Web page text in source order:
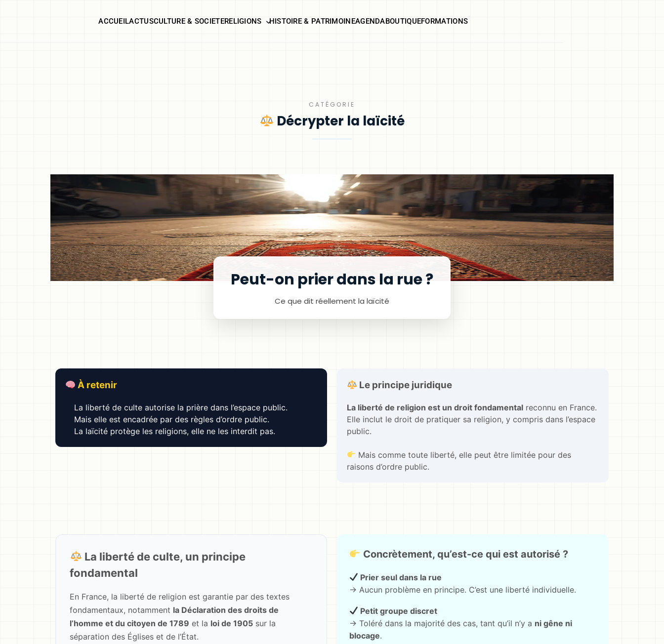
ACCUEILACTUSCULTURE & SOCIETERELIGIONS HISTOIRE & PATRIMOINEAGENDABOUTIQUEFORMATIONS
CATÉGORIE
Décrypter la laïcité
Peut-on prier dans la rue ?
Ce que dit réellement la laïcité
À retenir
La liberté de culte autorise la prière dans l’espace public.
Mais elle est encadrée par des règles d’ordre public.
La laïcité protège les religions, elle ne les interdit pas.
Le principe juridique
La liberté de religion est un droit fondamental reconnu en France.
Elle inclut le droit de pratiquer sa religion, y compris dans l’espace
public.
Mais comme toute liberté, elle peut être limitée pour des
raisons d’ordre public.
La liberté de culte, un principe
fondamental
En France, la liberté de religion est garantie par des textes
fondamentaux, notamment la Déclaration des droits de
l’homme et du citoyen de 1789 et la loi de 1905 sur la
séparation des Églises et de l’État.
Concrètement, qu’est-ce qui est autorisé ?
Prier seul dans la rue
→ Aucun problème en principe. C’est une liberté individuelle.
Petit groupe discret
→ Toléré dans la majorité des cas, tant qu’il n’y a ni gêne ni
blocage.